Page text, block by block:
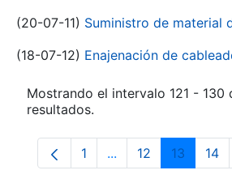
(20-07-11) Suministro de material
(18-07-12) Enajenación de
Mostrando el intervalo 121 - 130
resultados.
Página
1 ...PáginasPágina
12 Página
13 14